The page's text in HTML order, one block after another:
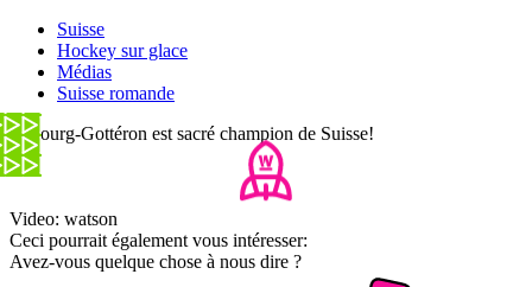
Suisse
Hockey sur glace
Médias
Suisse romande
Fribourg-Gottéron est sacré champion de Suisse!
Video: watson
Ceci pourrait également vous intéresser:
Avez-vous quelque chose à nous dire ?